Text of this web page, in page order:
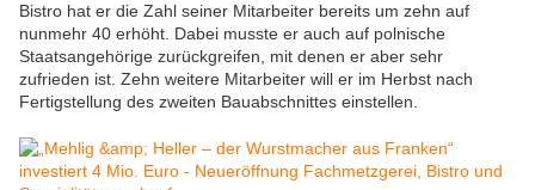
Bistro hat er die Zahl seiner Mitarbeiter bereits um zehn auf
nunmehr 40 erhöht. Dabei musste er auch auf polnische
Staatsangehörige zurückgreifen, mit denen er aber sehr
zufrieden ist. Zehn weitere Mitarbeiter will er im Herbst nach
Fertigstellung des zweiten Bauabschnittes einstellen.